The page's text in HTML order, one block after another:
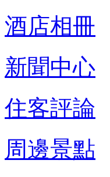
酒店相冊
新聞中心
住客評論
周邊景點